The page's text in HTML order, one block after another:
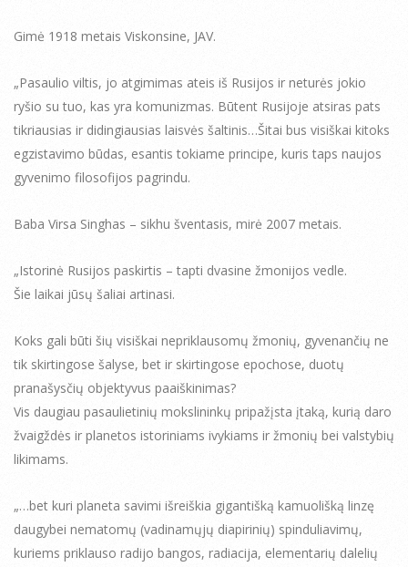
Gimė 1918 metais Viskonsine, JAV.
„Pasaulio viltis, jo atgimimas ateis iš Rusijos ir neturės jokio
ryšio su tuo, kas yra komunizmas. Būtent Rusijoje atsiras pats
tikriausias ir didingiausias laisvės šaltinis…Šitai bus visiškai kitoks
egzistavimo būdas, esantis tokiame principe, kuris taps naujos
gyvenimo filosofijos pagrindu.
Baba Virsa Singhas – sikhu šventasis, mirė 2007 metais.
„Istorinė Rusijos paskirtis – tapti dvasine žmonijos vedle.
Šie laikai jūsų šaliai artinasi.
Koks gali būti šių visiškai nepriklausomų žmonių, gyvenančių ne
tik skirtingose šalyse, bet ir skirtingose epochose, duotų
pranašysčių objektyvus paaiškinimas?
Vis daugiau pasaulietinių mokslininkų pripažįsta įtaką, kurią daro
žvaigždės ir planetos istoriniams ivykiams ir žmonių bei valstybių
likimams.
„…bet kuri planeta savimi išreiškia gigantišką kamuolišką linzę
daugybei nematomų (vadinamųjų diapirinių) spinduliavimų,
kuriems priklauso radijo bangos, radiacija, elementarių dalelių